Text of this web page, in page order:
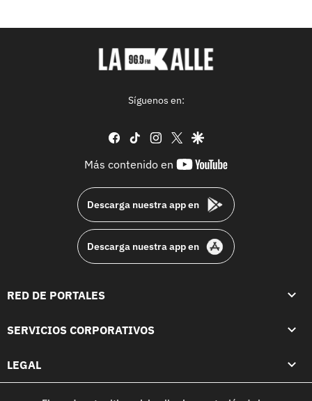
Síguenos en:
facebook
tiktok instagram
twittergoogle
Más contenido en
youtube-
Descarga nuestra app en
Descarga nuestra app en
RED DE PORTALES
SERVICIOS CORPORATIVOS
LEGAL